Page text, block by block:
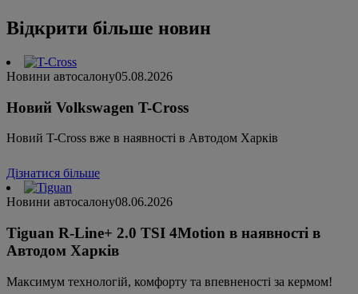
Відкрити більше новин
Новини автосалону05.08.2026
Новий Volkswagen T-Cross
Новий T-Cross вже в наявності в Автодом Харків
Дізнатися більше
Новини автосалону08.06.2026
Tiguan R-Line+ 2.0 TSI 4Motion в наявності в
Автодом Харків
Максимум технологій, комфорту та впевненості за кермом!